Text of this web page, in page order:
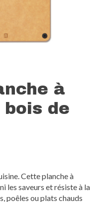
à
bois de
Cette planche à
les saveurs et résiste à la
poêles ou plats chauds